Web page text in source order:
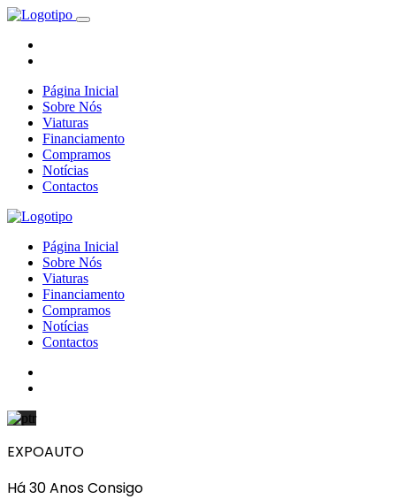
Página Inicial
Sobre Nós
Viaturas
Financiamento
Compramos
Notícias
Contactos
Página Inicial
Sobre Nós
Viaturas
Financiamento
Compramos
Notícias
Contactos
EXPOAUTO
Há 30 Anos Consigo